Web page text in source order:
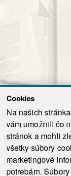
Cookies
Na našich
vám umožnili čo
stránok a mohli
všetky súbory
marketingové
potrebám.